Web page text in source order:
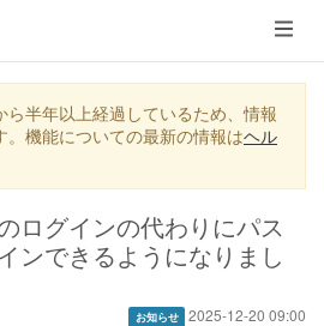
メ
ニ
ュ
ー
ら半年以上経過しているため、情報
。機能についての最新の情報はヘル
ログインの代わりにパス
ンできるようになりまし
お知らせ 2025-12-20 09:00